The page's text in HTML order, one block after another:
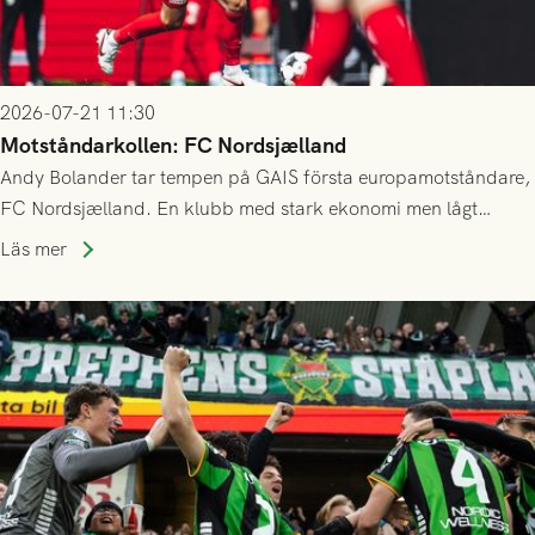
2026-07-21 11:30
Motståndarkollen: FC Nordsjælland
Andy Bolander tar tempen på GAIS första europamotståndare,
FC Nordsjælland. En klubb med stark ekonomi men lågt
publiksnitt, ett lag med både kollektiv styrka och individuell
Läs mer